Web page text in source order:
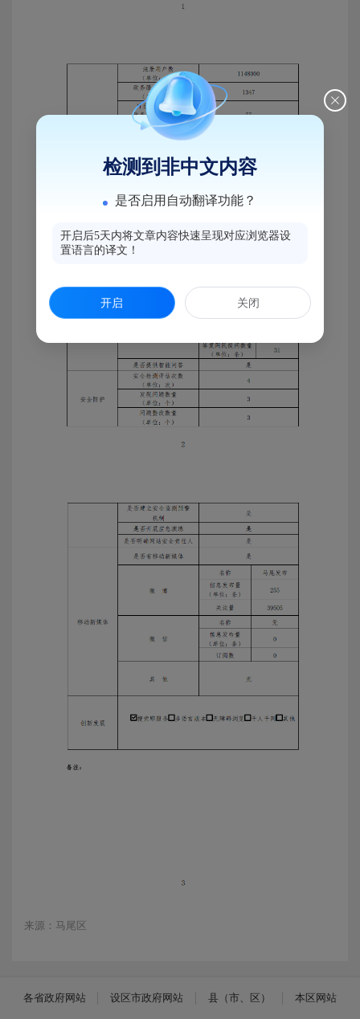
来源：马尾区
各省政府网站 设区市政府网站 县（市、区） 本区网站
检测到非中文内容
是否启用自动翻译功能？
开启后5天内将文章内容快速呈现对应浏览器设
置语言的译文！
开启 关闭